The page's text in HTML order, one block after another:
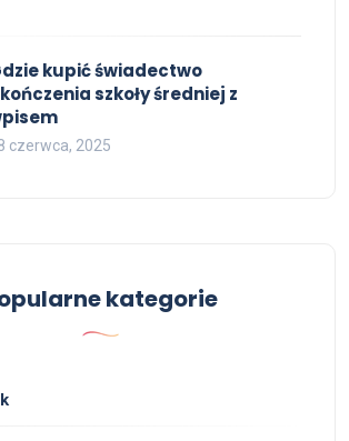
kupić świadectwo
szkoły średniej z
czerwca, 2025
kategorie